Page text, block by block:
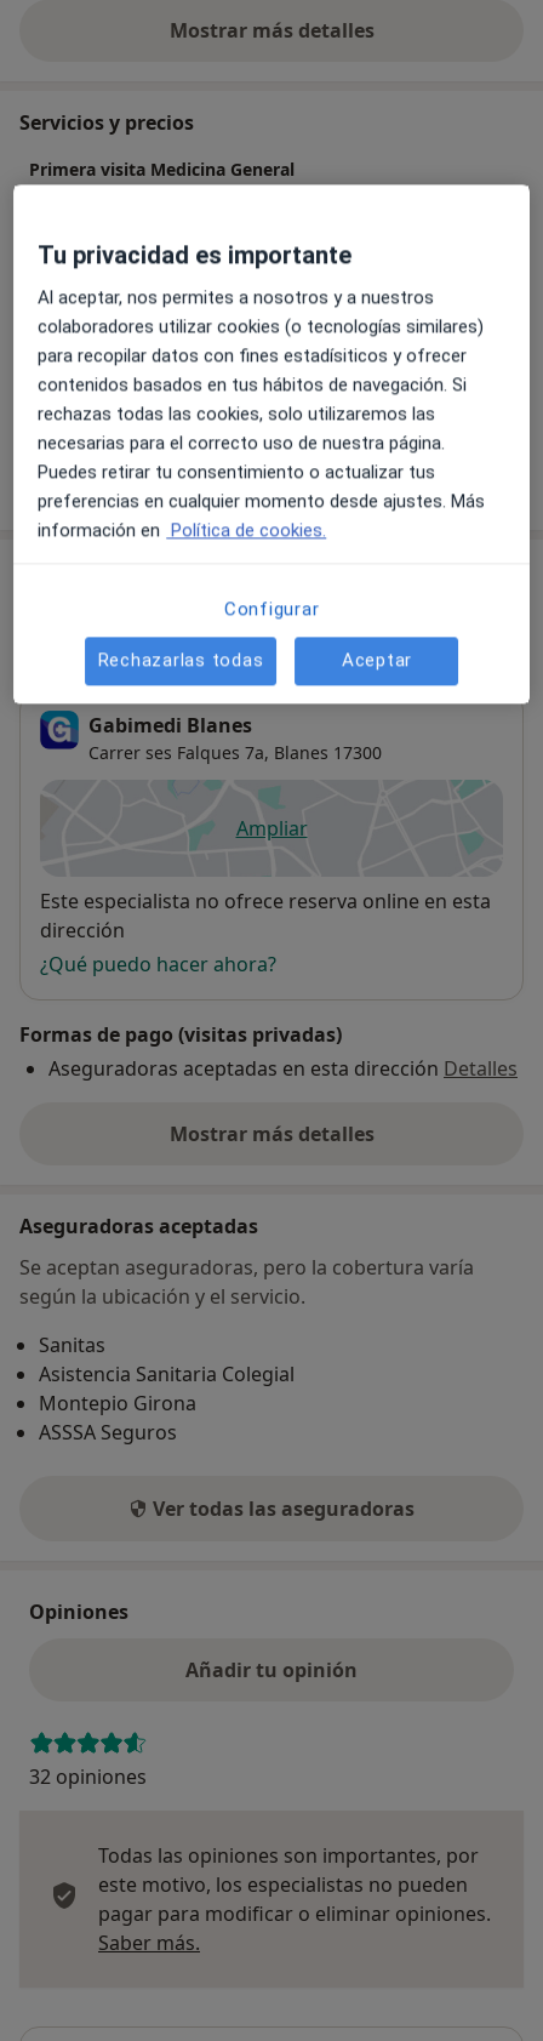
Mostrar más detalles
sobre la experiencia
Servicios y precios
Primera visita Medicina General
Visita Medicina General
Detalles
Visitas sucesivas Medicina General
Detalles
¿Cómo funcionan los precios?
Dirección 1 Dirección 2
Gabimedi Blanes
Carrer ses Falques 7a, Blanes 17300
Ampliarse abre en una nueva
Disponibilidad
Este especialista no ofrece reserva online en esta
dirección
¿Qué puedo hacer ahora?
Formas de pago (visitas privadas)
Aseguradoras aceptadas en esta dirección Detalles
Mostrar más detalles
sobre la dirección
Aseguradoras aceptadas
Se aceptan aseguradoras, pero la cobertura varía
según la ubicación y el servicio.
Sanitas
Asistencia Sanitaria Colegial
Montepio Girona
ASSSA Seguros
Ver todas las aseguradoras
Opiniones
Añadir tu opinión
32 opiniones
Todas las opiniones son importantes, por
este motivo, los especialistas no pueden
pagar para modificar o eliminar opiniones.
Saber más.
Tu privacidad es importante
Al aceptar, nos permites a nosotros y a nuestros
colaboradores utilizar cookies (o tecnologías similares)
para recopilar datos con fines estadísiticos y ofrecer
contenidos basados en tus hábitos de navegación. Si
rechazas todas las cookies, solo utilizaremos las
necesarias para el correcto uso de nuestra página.
Puedes retirar tu consentimiento o actualizar tus
preferencias en cualquier momento desde ajustes. Más
información en Política de cookies.
Configurar
Rechazarlas todas Aceptar